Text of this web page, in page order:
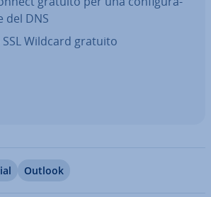
del DNS
Wildcard gratuito
Outlook